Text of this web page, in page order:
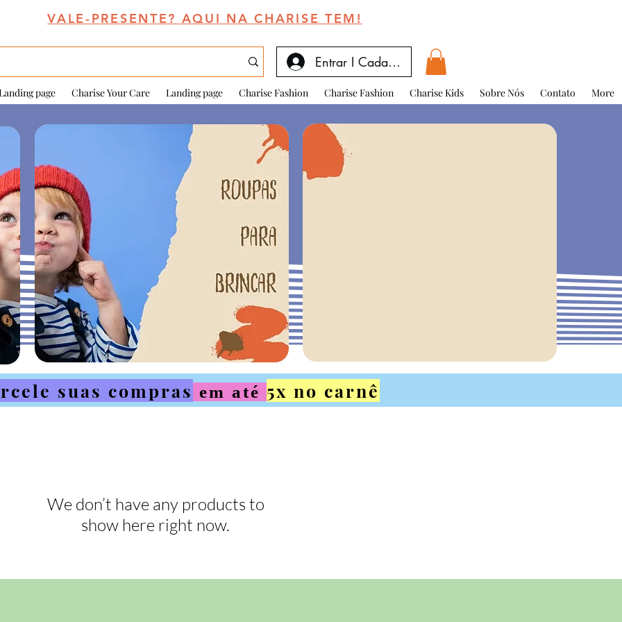
VALE-PRESENTE? AQUI NA CHARISE TEM!
Entrar I Cadastrar
page Charise Your Care Landing page Charise Fashion Charise Fashion Charise Kids Sobre Nós Contato More
suas compras em até 5x no carnê
We don’t have any products to
show here right now.